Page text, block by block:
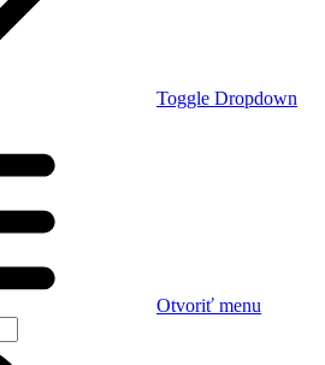
Toggle Dropdown
Otvoriť menu